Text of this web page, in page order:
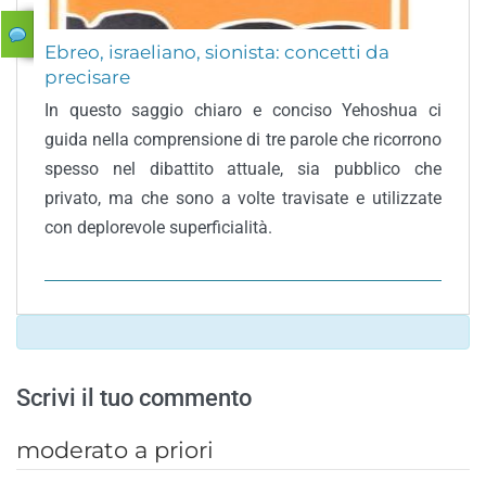
Ebreo, israeliano, sionista: concetti da
precisare
In questo saggio chiaro e conciso Yehoshua ci
guida nella comprensione di tre parole che ricorrono
spesso nel dibattito attuale, sia pubblico che
privato, ma che sono a volte travisate e utilizzate
con deplorevole superficialità.
Scrivi il tuo commento
moderato a priori